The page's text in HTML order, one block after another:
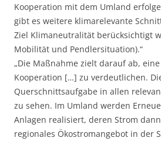
Kooperation mit dem Umland
gibt es weitere klimarelevante
Ziel Klimaneutralität berücksichtigt
Mobilität und Pendlersituation).“
„Die Maßnahme zielt darauf ab,
Kooperation […] zu verdeutlichen.
Querschnittsaufgabe in allen
zu sehen. Im Umland werden
Anlagen realisiert, deren Strom
regionales Ökostromangebot in der